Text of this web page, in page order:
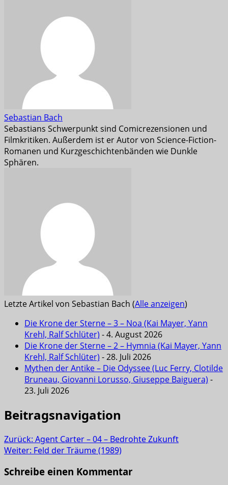
Sebastian Bach
Sebastians Schwerpunkt sind Comicrezensionen und
Filmkritiken. Außerdem ist er Autor von Science-Fiction-
Romanen und Kurzgeschichtenbänden wie Dunkle
Sphären.
Letzte Artikel von Sebastian Bach (Alle anzeigen)
Die Krone der Sterne – 3 – Noa (Kai Mayer, Yann
Krehl, Ralf Schlüter) - 4. August 2026
Die Krone der Sterne – 2 – Hymnia (Kai Mayer, Yann
Krehl, Ralf Schlüter) - 28. Juli 2026
Mythen der Antike – Die Odyssee (Luc Ferry, Clotilde
Bruneau, Giovanni Lorusso, Giuseppe Baiguera) -
23. Juli 2026
Beitragsnavigation
Zurück: Agent Carter – 04 – Bedrohte Zukunft
Weiter: Feld der Träume (1989)
Schreibe einen Kommentar